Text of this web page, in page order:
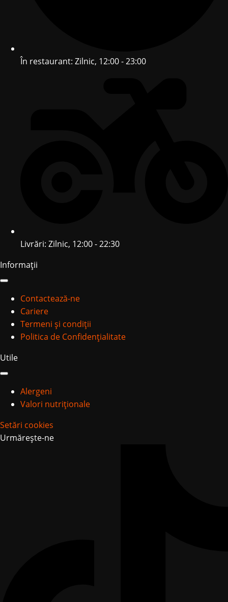
În restaurant: Zilnic, 12:00 - 23:00
Livrări: Zilnic, 12:00 - 22:30
Informații
Contactează-ne
Cariere
Termeni și condiții
Politica de Confidențialitate
Utile
Alergeni
Valori nutriționale
Setări cookies
Urmărește-ne